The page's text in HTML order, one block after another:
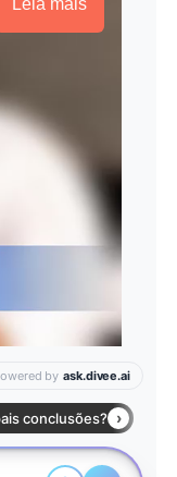
Leia mais